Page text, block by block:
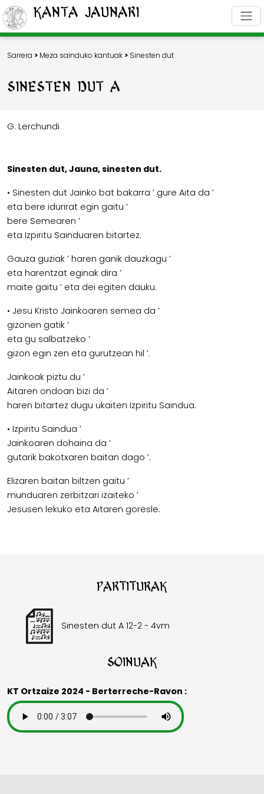
Kanta Jaunari
Sarrera > Meza sainduko kantuak > Sinesten dut
SINESTEN DUT A 12-2
G. Lerchundi
Sinesten dut, Jauna, sinesten dut.
• Sinesten dut Jainko bat bakarra ’ gure Aita da ’
eta bere idurirat egin gaitu ’
bere Semearen ’
eta Izpiritu Sainduaren bitartez.
Gauza guziak ’ haren ganik dauzkagu ’
eta harentzat eginak dira ’
maite gaitu ’ eta dei egiten dauku.
• Jesu Kristo Jainkoaren semea da ’
gizonen gatik ’
eta gu salbatzeko ’
gizon egin zen eta gurutzean hil ’.
Jainkoak piztu du ’
Aitaren ondoan bizi da ’
haren bitartez dugu ukaiten Izpiritu Saindua.
• Izpiritu Saindua ’
Jainkoaren dohaina da ’
gutarik bakotxaren baitan dago ’.
Elizaren baitan biltzen gaitu ’
munduaren zerbitzari izaiteko ’
Jesusen lekuko eta Aitaren goresle.
Partiturak
Sinesten dut A 12-2 - 4vm
Soinuak
KT Ortzaize 2024 - Berterreche-Ravon :